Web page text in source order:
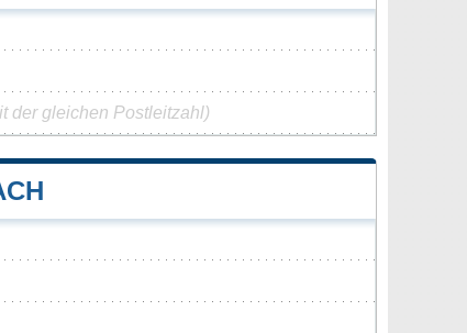
der gleichen Postleitzahl)